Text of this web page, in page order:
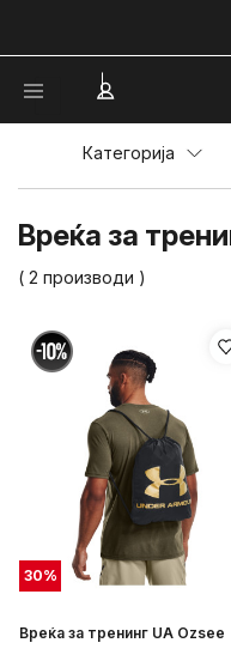
Вреќа за
( 2 производи )
Категорија
30%
Вреќа за тренинг UA Ozsee